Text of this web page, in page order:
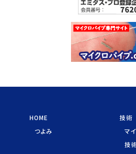
HOME
つよみ
技術
マ
技